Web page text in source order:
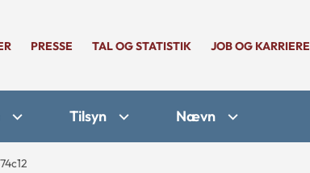
PRESSE TAL OG STATISTIK JOB OG KARRIERE
Tilsyn Nævn